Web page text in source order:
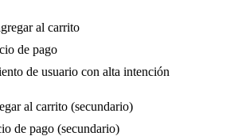
al carrito
de pago
de usuario con alta intención
al carrito (secundario)
de pago (secundario)